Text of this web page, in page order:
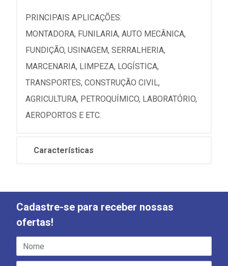
PRINCIPAIS APLICAÇÕES:
MONTADORA, FUNILARIA, AUTO MECÂNICA,
FUNDIÇÃO, USINAGEM, SERRALHERIA,
MARCENARIA, LIMPEZA, LOGÍSTICA,
TRANSPORTES, CONSTRUÇÃO CIVIL,
AGRICULTURA, PETROQUÍMICO, LABORATÓRIO,
AEROPORTOS E ETC.
Características
Cadastre-se para receber nossas
ofertas!